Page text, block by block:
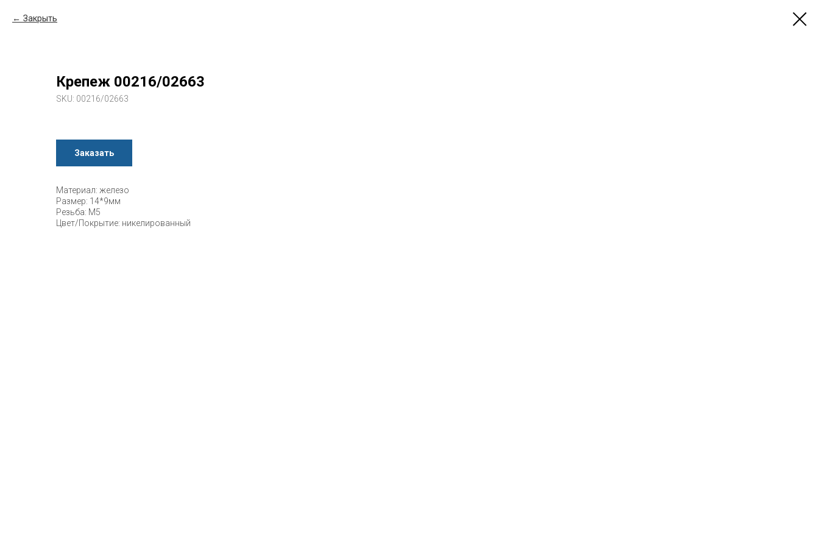
Закрыть
Крепеж 00216/02663
SKU: 00216/02663
Заказать
Материал: железо
Размер: 14*9мм
Резьба: M5
Цвет/Покрытие: никелированный